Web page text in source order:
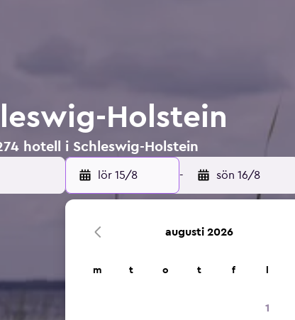
Holstein
hotell i Schleswig-Holstein
lör 15/8 - sön 16/8
augusti 2026
m t o t f
1